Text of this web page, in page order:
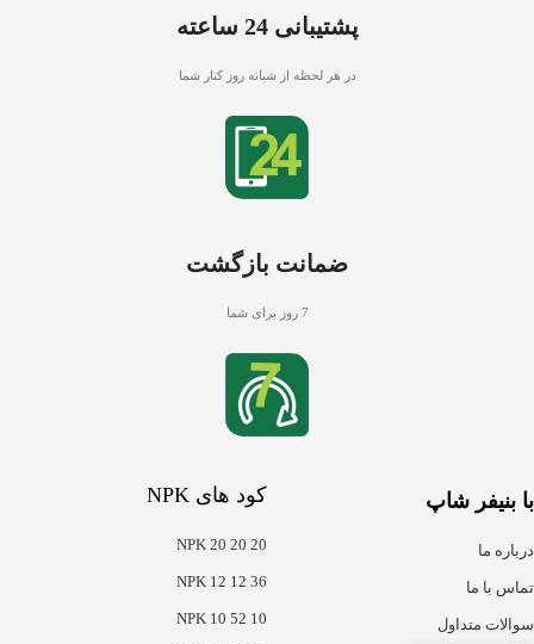
پشتیبانی 24 ساعته
در هر لحظه از شبانه روز کنار شما
ضمانت بازگشت
7 روز برای شما
با بنیفر شاپ
درباره ما
تماس با ما
سوالات متداول
کود های NPK
NPK 20 20 20
NPK 12 12 36
NPK 10 52 10